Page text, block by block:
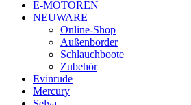
E-MOTOREN
NEUWARE
Online-Shop
Außenborder
Schlauchboote
Zubehör
Evinrude
Mercury